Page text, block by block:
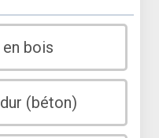
bois
(béton)